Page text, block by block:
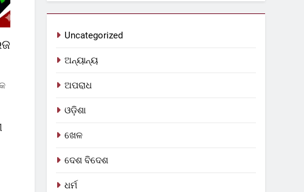
Uncategorized
ଅନ୍ୟାନ୍ୟ
ଅପରାଧ
ଓଡ଼ିଶା
ଖେଳ
ଦେଶ ବିଦେଶ
ଧର୍ମ